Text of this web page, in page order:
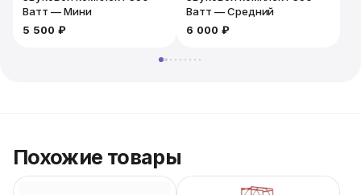
Ватт — Мини
5 500 ₽
Ватт — Средний
6 000 ₽
Похожие товары